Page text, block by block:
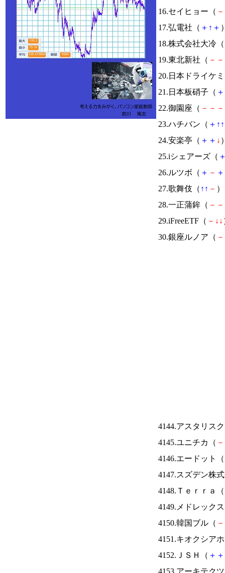
16.セイヒョー（ －
17.弘電社（ ＋ ↑ ＋
18.株式会社大冷（
19.東北新社（ － －
20.日本ドライケ
21.日本板硝子（ ＋
22.御園座（ － － －
23.ハチバン（ ＋ ↑ ↑
24.安楽亭（ ＋ ＋ ↓
25.iシェアーズ（
26.ルツボ（ ＋ － ＋
27.歌舞伎（ ↑ ↑ －
28.一正蒲鉾（ － －
29.iFreeETF（ － ↓ ↓
30.銀座ルノア（ －
4144.アスタリス
4145.ユニチカ（ －
4146.エードット（
4147.スズデン株
4148.Ｔｅｒｒａ（
4149.メドレック
4150.韓国ブル（ －
4151.キオクシア
4152.ＪＳＨ（ ＋ ＋
4153.アーキテク